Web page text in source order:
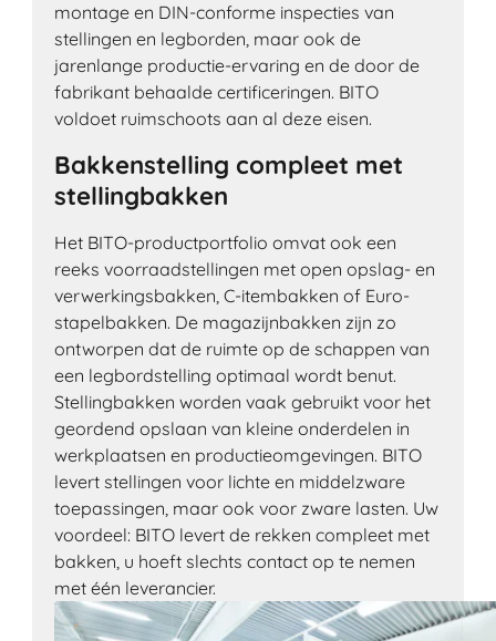
montage en DIN-conforme inspecties van
stellingen en legborden, maar ook de
jarenlange productie-ervaring en de door de
fabrikant behaalde certificeringen. BITO
voldoet ruimschoots aan al deze eisen.
Bakkenstelling compleet met
stellingbakken
Het BITO-productportfolio omvat ook een
reeks voorraadstellingen met open opslag- en
verwerkingsbakken, C-itembakken of Euro-
stapelbakken. De magazijnbakken zijn zo
ontworpen dat de ruimte op de schappen van
een legbordstelling optimaal wordt benut.
Stellingbakken worden vaak gebruikt voor het
geordend opslaan van kleine onderdelen in
werkplaatsen en productieomgevingen. BITO
levert stellingen voor lichte en middelzware
toepassingen, maar ook voor zware lasten. Uw
voordeel: BITO levert de rekken compleet met
bakken, u hoeft slechts contact op te nemen
met één leverancier.